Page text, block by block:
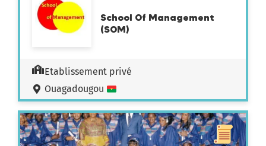
School Of Management
(SOM)
Etablissement privé
Ouagadougou